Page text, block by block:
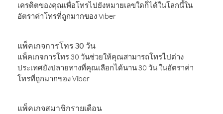
เครดิตของคุณเพื่อโทรไปยังหมายเลขใดก็ได้ในโลกนี้ใน
อัตราค่าโทรที่ถูกมากของ Viber
แพ็คเกจการโทร 30 วัน
แพ็คเกจการโทร 30 วันช่วยให้คุณสามารถโทรไปต่าง
ประเทศยังปลายทางที่คุณเลือกได้นาน 30 วัน ในอัตราค่า
โทรที่ถูกมากของ Viber
แพ็คเกจสมาชิกรายเดือน